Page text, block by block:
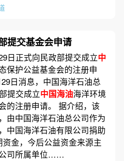
提交基金会申请
日正式向民政部提交成立中
保护公益基金会的注册申
日消息，中国海洋石油总
提交成立中国海油海洋环境
的注册申请。 据介绍，该
由中国海洋石油总公司作为
中国海洋石油有限公司捐助
金，今后公益资金来源主
司所属单位……